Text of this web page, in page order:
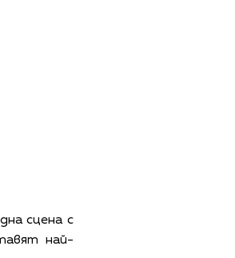
сцена с
най-